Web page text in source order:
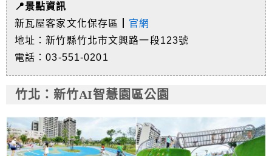
📍景點資訊
新瓦屋客家文化保存區┃ 官網
地址：新竹縣竹北市文興路一段123號
電話：03-551-0201
竹北 ：新竹AI智慧園區公園